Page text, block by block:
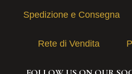
Spedizione e Consegna
Rete di Vendita